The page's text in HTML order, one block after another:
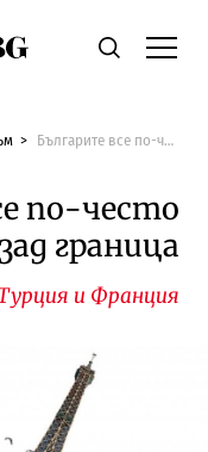
Economic.bgТърсене
Българите все по-често пътуват зад граница
по-често
граница
и Франция